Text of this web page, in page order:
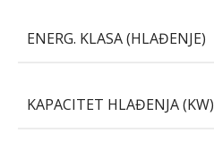
ENERG. KLASA (HLAĐENJE)
KAPACITET HLAĐENJA (KW)